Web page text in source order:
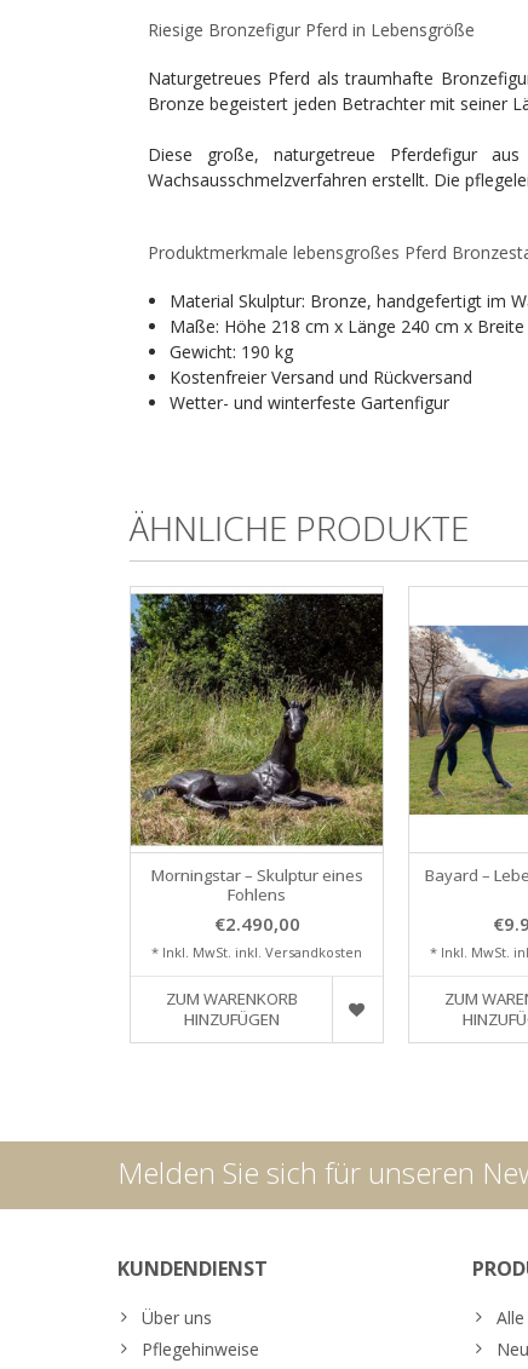
Riesige Bronzefigur Pferd in Lebensgröße
Naturgetreues Pferd als traumhafte
Bronze begeistert jeden Betrachter mit seiner
Diese große, naturgetreue Pferdefigur
Wachsausschmelzverfahren erstellt. Die
Produktmerkmale lebensgroßes Pferd
Material Skulptur: Bronze, handgefertigt im
Maße: Höhe 218 cm x Länge 240 cm x
Gewicht: 190 kg
Kostenfreier Versand und Rückversand
Wetter- und winterfeste Gartenfigur
ÄHNLICHE PRODUKTE
Morningstar – Skulptur eines
Fohlens
€2.490,00
* Inkl. MwSt. inkl. Versandkosten
ZUM WARENKORB
HINZUFÜGEN
Bayard –
* Inkl. MwSt.
ZUM
Melden Sie sich für unseren
KUNDENDIENST
Über uns
Pflegehinweise